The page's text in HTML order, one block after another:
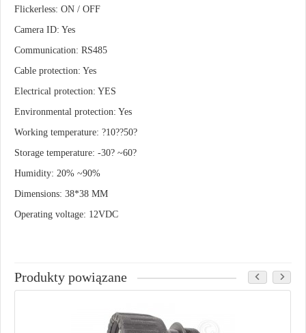
Flickerless: ON / OFF
Camera ID: Yes
Communication: RS485
Cable protection: Yes
Electrical protection: YES
Environmental protection: Yes
Working temperature: ?10??50?
Storage temperature: -30? ~60?
Humidity: 20% ~90%
Dimensions: 38*38 MM
Operating voltage: 12VDC
Produkty powiązane